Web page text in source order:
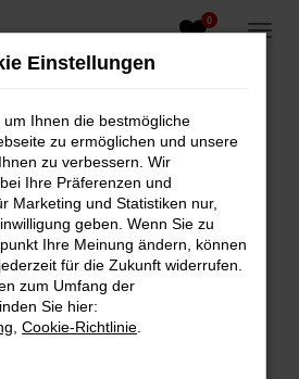
0
Error
aufgetreten.
die dir helfen können:
Firewall und deine
zum Beispiel deine
Einstellungen
Ihnen die bestmögliche
zu ermöglichen und unsere
zu verbessern. Wir
Ihre Präferenzen und
Marketing und Statistiken nur,
geben. Wenn Sie zu
Ihre Meinung ändern, können
für die Zukunft widerrufen.
zum Umfang der
Sie hier:
Cookie-Richtlinie